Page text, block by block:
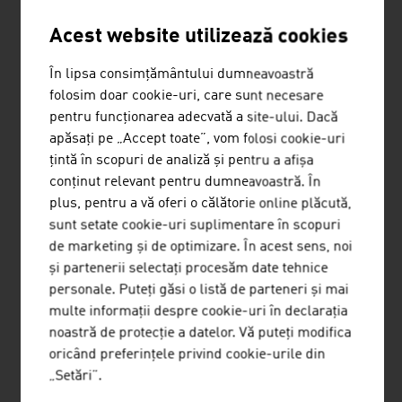
Spune adio haosului contractual cu software-ul de
gestionare a contractelor bazat pe inteligență artificială
de la fynk.
CNS MESSTECHNIK GESMBH
CNS Messtechnik este specializată în dezvoltarea de
sisteme informatice de rețea pentru orice fel de
infrastructuri bazate pe linii.
Acest website utilizează cookies
În lipsa consimțământului dumneavoastră
folosim doar cookie-uri, care sunt necesare
pentru funcționarea adecvată a site-ului. Dacă
apăsați pe „Accept toate”, vom folosi cookie-uri
țintă în scopuri de analiză și pentru a afișa
conținut relevant pentru dumneavoastră. În
plus, pentru a vă oferi o călătorie online plăcută,
sunt setate cookie-uri suplimentare în scopuri
de marketing și de optimizare. În acest sens, noi
și partenerii selectați procesăm date tehnice
personale. Puteți găsi o listă de parteneri și mai
multe informații despre cookie-uri în declarația
noastră de protecție a datelor. Vă puteți modifica
oricând preferințele privind cookie-urile din
„Setări”.